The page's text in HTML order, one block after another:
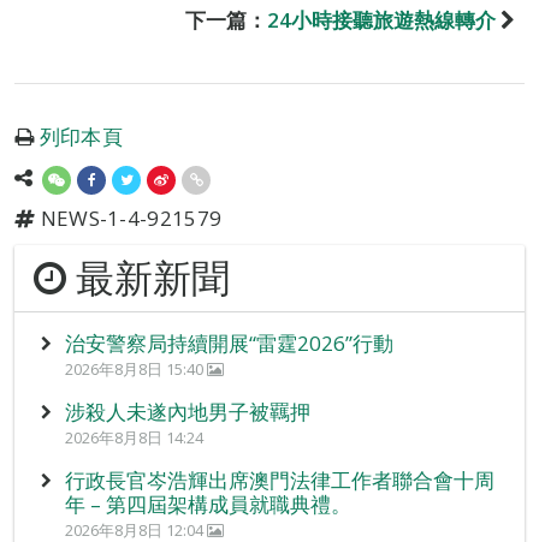
下一篇： 24小時接聽旅遊熱線轉介
列印本頁
NEWS-1-4-921579
最新新聞
治安警察局持續開展“雷霆2026”行動
2026年8月8日 15:40
涉殺人未遂內地男子被羈押
2026年8月8日 14:24
行政長官岑浩輝出席澳門法律工作者聯合會十周
年 – 第四屆架構成員就職典禮。
2026年8月8日 12:04